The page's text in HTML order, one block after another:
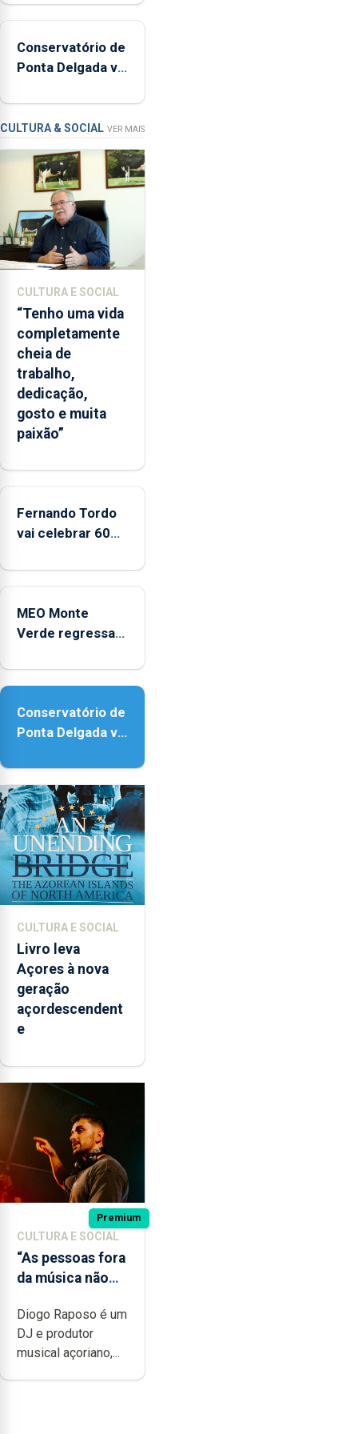
inspeções
relacionadas
a
apanha
ilegal
lapas
2022
e
2026.
ilha
das
Flores
apresenta
um
“decréscimo
significativo”
da
entre
e
2025
Conservatório de
Ponta Delgada vai
novos
instrumentos
CULTURA & SOCIAL VER MAIS
CULTURA E SOCIAL
“Tenho uma vida
completamente
cheia de
trabalho,
dedicação,
gosto e muita
paixão”
Fernando Tordo
vai celebrar 60
no Coliseu
MEO Monte
Verde regressa
acessibilidade
Conservatório de
Ponta Delgada vai
novos
instrumentos
CULTURA E SOCIAL
Livro leva
Açores à nova
geração
açordescendent
e
Premium
CULTURA E SOCIAL
“As pessoas fora
da música não
quão difícil é
produzir uma
música”
Diogo Raposo é um
DJ e produtor
musical açoriano,...